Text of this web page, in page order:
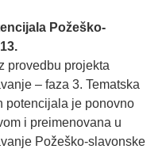
Požeško-
provedbu projekta
– faza 3. Tematska
potencijala je ponovno
i preimenovana u
Požeško-slavonske